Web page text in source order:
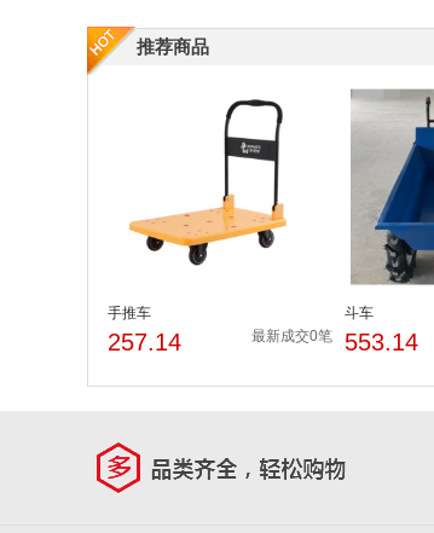
推荐商品
手推车
257.14 最新成交0笔
斗车
553.14